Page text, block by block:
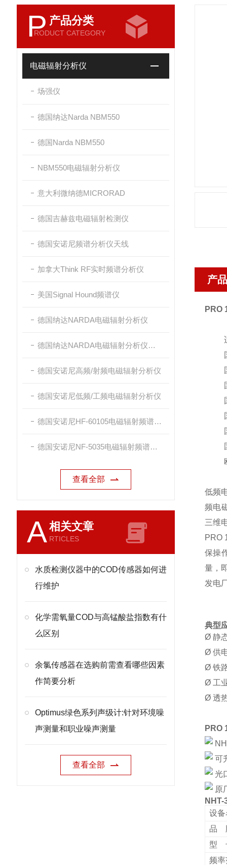
P 产品分类
RODUCT CATEGORY
电磁辐射分析仪
场强仪
德国纳达Narda NBM550
德国Narda NBM550
NBM550电磁辐射分析仪
意大利微纳德MICRORAD
德国吉赫兹电磁辐射检测仪
德国安诺尼频谱分析仪天线
加拿大Think RF实时频谱分析仪
美国Signal Hound频谱仪
德国纳达NARDA电磁辐射分析仪
德国纳达NARDA电磁辐射分析仪探头
德国安诺尼高频/射频电磁辐射分析仪
德国安诺尼低频/工频电磁辐射分析仪
德国安诺尼HF-60105电磁辐射频谱分析仪
德国安诺尼NF-5035电磁辐射频谱分析仪
查看全部
A相关文章
RTICLES
水质检测仪器中的COD传感器如何进
行维护
化学需氧量COD与高锰酸盐指数有什
么区别
余氯传感器在选购前需查看哪些因素
作简要分析
Optimus绿色系列声级计:针对环境噪
声测量和职业噪声测量
查看全部
产
PRO
低频
频电
三维
PRO
保操
量，
发电
典型
Ø 静
Ø 供
Ø 铁
Ø 工
Ø 透
可
光
原
NHT-
设
品
型
频